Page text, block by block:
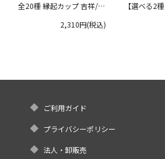
全20種 縁起カップ 吉祥/青
2,310円(税込)
【選べる2
ご利用ガイド
プライバシーポリシー
法人・卸販売